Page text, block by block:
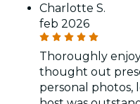
Charlotte S.
feb 2026
Thoroughly
thought out
personal photos,